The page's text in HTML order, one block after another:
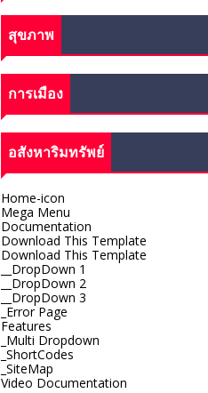
สุขภาพ
การเมือง
อสังหาริมทรัพย์
Home-icon
Mega Menu
Documentation
Download This Template
Download This Template
__DropDown 1
__DropDown 2
__DropDown 3
_Error Page
Features
_Multi Dropdown
_ShortCodes
_SiteMap
Video Documentation